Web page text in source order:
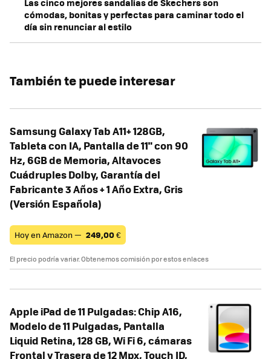
cómodas, bonitas y perfectas para caminar todo el
día sin renunciar al estilo
También te puede interesar
Samsung Galaxy Tab A11+ 128GB,
Tableta con IA, Pantalla de 11" con 90
Hz, 6GB de Memoria, Altavoces
Cuádruples Dolby, Garantía del
Fabricante 3 Años + 1 Año Extra, Gris
(Versión Española)
Hoy en Amazon — 249,00€
El precio podría variar. Obtenemos comisión por estos enlaces
Apple iPad de 11 Pulgadas: Chip A16,
Modelo de 11 Pulgadas, Pantalla
Liquid Retina, 128 GB, Wi Fi 6, cámaras
Frontal y Trasera de 12 Mpx, Touch ID,